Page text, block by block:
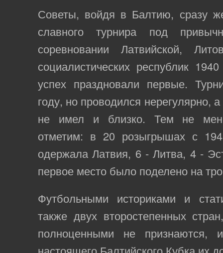
Советы, войдя в Балтию, сразу
славного турнира под
соревновании Латвийской,
социалистических республик
успех праздновали первые.
году, но проводился нерегулярно,
не имел и близко. Тем не
отметим: в 20 розыгрышах с
одержала Латвия, 6 - Литва, 4 -
первое место было поделено на
Футбольными историками и
также двух второстепенных
полноценными не признаются,